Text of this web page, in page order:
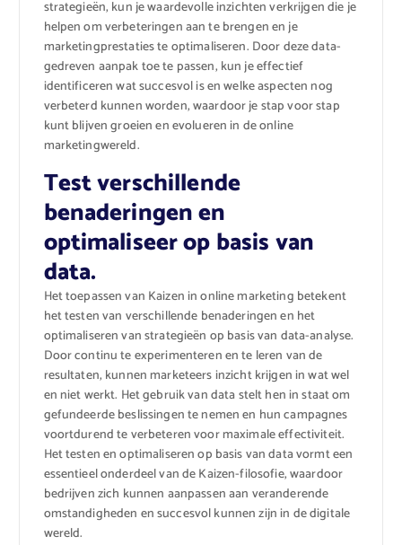
strategieën, kun je waardevolle inzichten verkrijgen die je
helpen om verbeteringen aan te brengen en je
marketingprestaties te optimaliseren. Door deze data-
gedreven aanpak toe te passen, kun je effectief
identificeren wat succesvol is en welke aspecten nog
verbeterd kunnen worden, waardoor je stap voor stap
kunt blijven groeien en evolueren in de online
marketingwereld.
Test verschillende
benaderingen en
optimaliseer op basis van
data.
Het toepassen van Kaizen in online marketing betekent
het testen van verschillende benaderingen en het
optimaliseren van strategieën op basis van data-analyse.
Door continu te experimenteren en te leren van de
resultaten, kunnen marketeers inzicht krijgen in wat wel
en niet werkt. Het gebruik van data stelt hen in staat om
gefundeerde beslissingen te nemen en hun campagnes
voortdurend te verbeteren voor maximale effectiviteit.
Het testen en optimaliseren op basis van data vormt een
essentieel onderdeel van de Kaizen-filosofie, waardoor
bedrijven zich kunnen aanpassen aan veranderende
omstandigheden en succesvol kunnen zijn in de digitale
wereld.